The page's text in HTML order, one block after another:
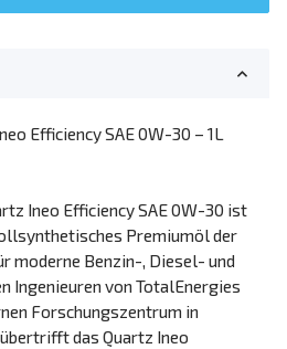
Efficiency SAE 0W-30 – 1L
Ineo Efficiency SAE 0W-30 ist
Premiumöl der
moderne Benzin-, Diesel- und
Ingenieuren von TotalEnergies
Forschungszentrum in
das Quartz Ineo